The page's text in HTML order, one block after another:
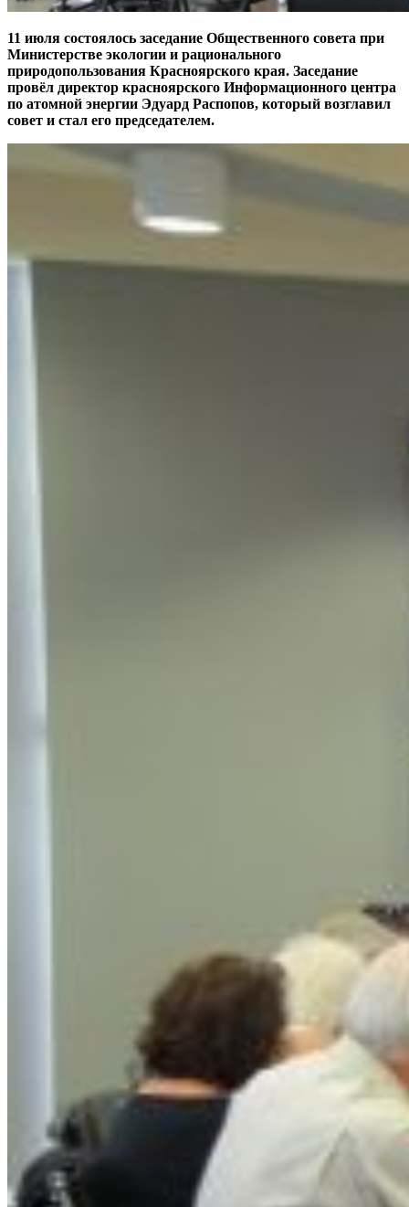
11 июля состоялось заседание Общественного совета при
Министерстве экологии и рационального
природопользования Красноярского края. Заседание
провёл директор красноярского Информационного центра
по атомной энергии Эдуард Распопов, который возглавил
совет и стал его председателем.